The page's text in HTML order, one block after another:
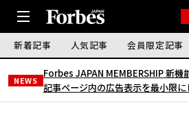
新着記事 人気記事 会員限定記事
NEWS
Forbes JAPAN MEMBERSHIP 新機
記事ページ内の広告表示を最小限に